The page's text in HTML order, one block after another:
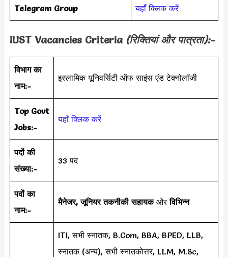
Telegram Group यहाँ क्लिक करें
IUST Vacancies Criteria (रिक्तियां और पात्रता):-
विभाग का
नाम:-
इस्लामिक यूनिवर्सिटी ऑफ साइंस एंड टेक्नोलॉजी
Top Govt
Jobs:-
यहाँ क्लिक करें
पदों की
संख्या:-
33 पद
पदों का
नाम:-
मैनेजर, जूनियर तकनीकी सहायकऔरविभिन्न
ITI, सभी स्नातक, B.Com, BBA, BPED, LLB,
स्नातक (अन्य), सभी स्नातकोत्तर, LLM, M.Sc,